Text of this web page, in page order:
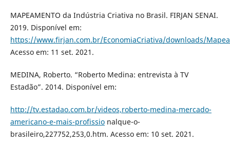
MAPEAMENTO da Indústria Criativa no Brasil. FIRJAN SENAI.
2019. Disponível em:
https://www.firjan.com.br/EconomiaCriativa/downloads/
Acesso em: 11 set. 2021.
MEDINA, Roberto. “Roberto Medina: entrevista à TV
Estadão”. 2014. Disponível em:
http://tv.estadao.com.br/videos,roberto-medina-mercado-
americano-e-mais-profissionalque-o-
brasileiro,227752,253,0.htm. Acesso em: 10 set. 2021.